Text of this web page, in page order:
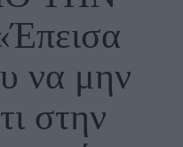
να μην
στην